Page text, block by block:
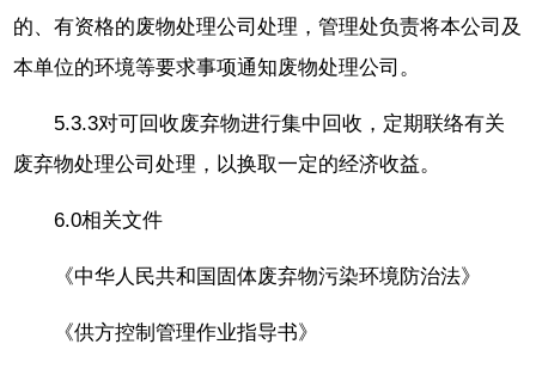
的、有资格的废物处理公司处理，管理处负责将本公司及
本单位的环境等要求事项通知废物处理公司。
5.3.3对可回收废弃物进行集中回收，定期联络有关
废弃物处理公司处理，以换取一定的经济收益。
6.0相关文件
《中华人民共和国固体废弃物污染环境防治法》
《供方控制管理作业指导书》